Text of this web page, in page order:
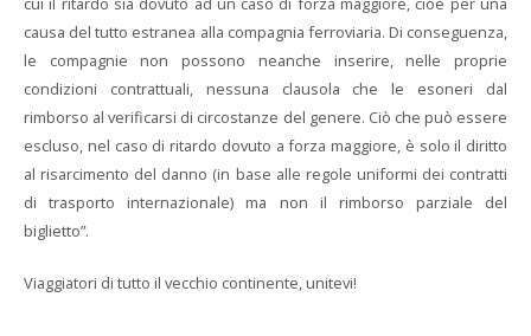
causa del tutto estranea alla compagnia ferroviaria. Di conseguenza,
le compagnie non possono neanche inserire, nelle proprie
condizioni contrattuali, nessuna clausola che le esoneri dal
rimborso al verificarsi di circostanze del genere. Ciò che può essere
escluso, nel caso di ritardo dovuto a forza maggiore, è solo il diritto
al risarcimento del danno (in base alle regole uniformi dei contratti
di trasporto internazionale) ma non il rimborso parziale del
biglietto”.
Viaggiatori di tutto il vecchio continente, unitevi!